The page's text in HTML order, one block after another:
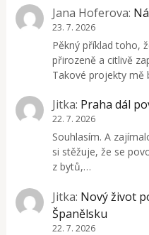
Jana Hoferova:
23. 7. 2026
Pěkný příklad toho,
přirozeně a citlivě
Takové projekty mě
Jitka: Praha dál
22. 7. 2026
Souhlasím. A
si stěžuje, že se
z bytů,…
Jitka: Nový život
Španělsku
22. 7. 2026